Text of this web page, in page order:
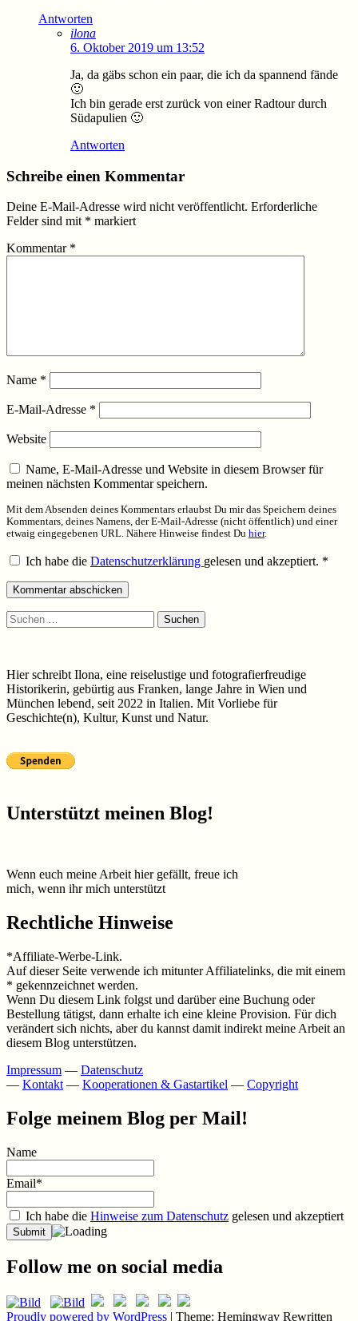
Antworten
ilona
6. Oktober 2019 um 13:52
Ja, da gäbs schon ein paar, die ich da spannend fände
🙂
Ich bin gerade erst zurück von einer Radtour durch
Südapulien 🙂
Antworten
Schreibe einen Kommentar
Deine E-Mail-Adresse wird nicht veröffentlicht. Erforderliche
Felder sind mit * markiert
Kommentar *
Name *
E-Mail-Adresse *
Website
Name, E-Mail-Adresse und Website in diesem Browser für
meinen nächsten Kommentar speichern.
Mit dem Absenden deines Kommentars erlaubst Du mir das Speichern deines
Kommentars, deines Namens, der E-Mail-Adresse (nicht öffentlich) und einer
etwaig eingegebenen URL. Nähere Hinweise findest Du hier.
Ich habe die Datenschutzerklärung gelesen und akzeptiert. *
Suchen
nach:
Hier schreibt Ilona, eine reiselustige und fotografierfreudige
Historikerin, gebürtig aus Franken, lange Jahre in Wien und
München lebend, seit 2022 in Italien. Mit Vorliebe für
Geschichte(n), Kultur, Kunst und Natur.
Unterstützt meinen Blog!
Wenn euch meine Arbeit hier gefällt, freue ich
mich, wenn ihr mich unterstützt
Rechtliche Hinweise
*Affiliate-Werbe-Link.
Auf dieser Seite verwende ich mitunter Affiliatelinks, die mit einem
* gekennzeichnet werden.
Wenn Du diesem Link folgst und darüber eine Buchung oder
Bestellung tätigst, dann erhalte ich eine kleine Provision. Für dich
verändert sich nichts, aber du kannst damit indirekt meine Arbeit an
diesem Blog unterstützen.
Impressum — Datenschutz
— Kontakt — Kooperationen & Gastartikel — Copyright
Folge meinem Blog per Mail!
Name
Email*
Ich habe die Hinweise zum Datenschutz gelesen und akzeptiert
Follow me on social media
Proudly powered by WordPress | Theme: Hemingway Rewritten